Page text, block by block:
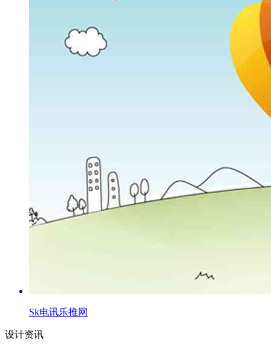
Sk电讯乐推网
设计资讯